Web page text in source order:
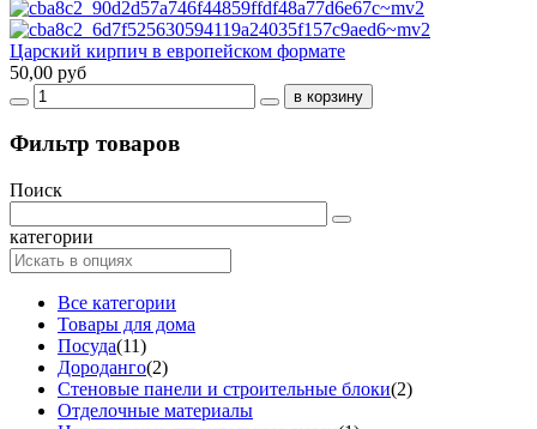
Царский кирпич в европейском формате
50,00 руб
Фильтр товаров
Поиск
категории
Все категории
Товары для дома
Посуда(11)
Дороданго(2)
Стеновые панели и строительные блоки(2)
Отделочные материалы